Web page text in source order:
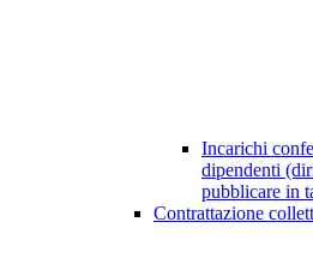
Incarichi
dipendenti
pubblicare in
Contrattazione